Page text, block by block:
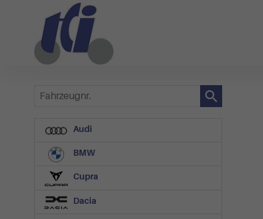
Fahrzeugnr.
Audi
BMW
Cupra
Dacia